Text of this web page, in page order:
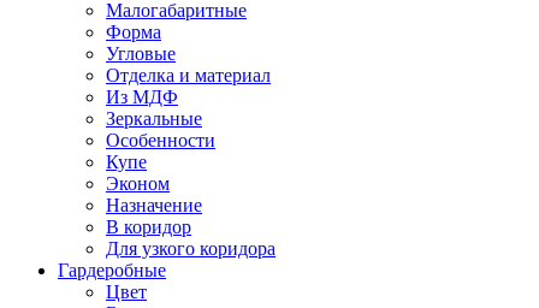
Малогабаритные
Форма
Угловые
Отделка и материал
Из МДФ
Зеркальные
Особенности
Купе
Эконом
Назначение
В коридор
Для узкого коридора
Гардеробные
Цвет